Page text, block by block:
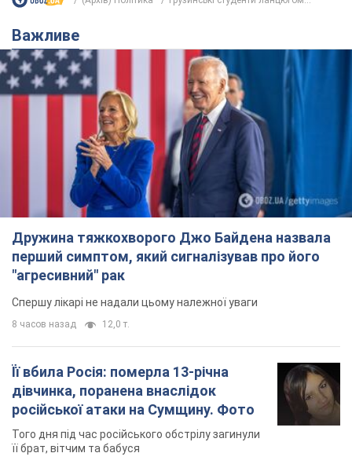
Важливе
Дружина тяжкохворого Джо Байдена назвала
перший симптом, який сигналізував про його
"агресивний" рак
Спершу лікарі не надали цьому належної уваги
8 часов назад 12,0 т.
Її вбила Росія: померла 13-річна
дівчинка, поранена внаслідок
російської атаки на Сумщину. Фото
Того дня під час російського обстрілу загинули
її брат, вітчим та бабуся